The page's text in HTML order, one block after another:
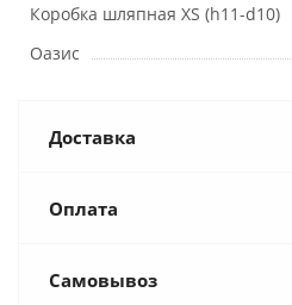
Коробка шляпная XS (h11-d10)
Оазис
Доставка
Оплата
Самовывоз